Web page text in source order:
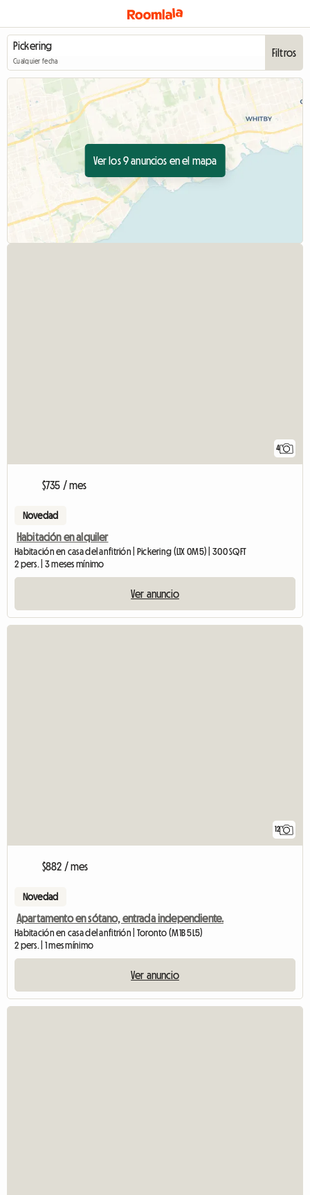
Cualquier fecha
Filtros
Ver los 9 anuncios en el mapa
4
$735 / mes
Novedad
Habitación en alquiler
Habitación en casa del anfitrión | Pickering (L1X 0M5) | 300 SQFT
2 pers. | 3 meses mínimo
Ver anuncio
12
$882 / mes
Novedad
Apartamento en sótano, entrada independiente.
Habitación en casa del anfitrión | Toronto (M1B 5L5)
2 pers. | 1 mes mínimo
Ver anuncio